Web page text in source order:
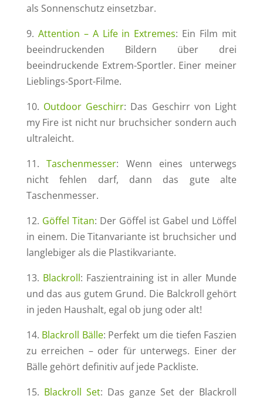
als Sonnenschutz einsetzbar.
9. Attention – A Life in Extremes: Ein Film mit
beeindruckenden Bildern über drei
beeindruckende Extrem-Sportler. Einer meiner
Lieblings-Sport-Filme.
10. Outdoor Geschirr: Das Geschirr von Light
my Fire ist nicht nur bruchsicher sondern auch
ultraleicht.
11.Taschenmesser: Wenn eines unterwegs
nicht fehlen darf, dann das gute alte
Taschenmesser.
12. Göffel Titan: Der Göffel ist Gabel und Löffel
in einem. Die Titanvariante ist bruchsicher und
langlebiger als die Plastikvariante.
13. Blackroll: Faszientraining ist in aller Munde
und das aus gutem Grund. Die Balckroll gehört
in jeden Haushalt, egal ob jung oder alt!
14. Blackroll Bälle: Perfekt um die tiefen Faszien
zu erreichen – oder für unterwegs. Einer der
Bälle gehört definitiv auf jede Packliste.
15. Blackroll Set: Das ganze Set der Blackroll